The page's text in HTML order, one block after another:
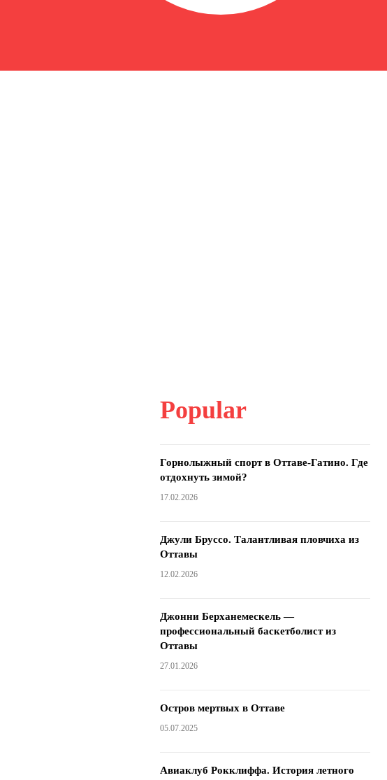
Popular
Горнолыжный спорт в Оттаве-Гатино. Где
отдохнуть зимой?
17.02.2026
Джули Бруссо. Талантливая пловчиха из
Оттавы
12.02.2026
Джонни Берханемескель —
профессиональный баскетболист из
Оттавы
27.01.2026
Остров мертвых в Оттаве
05.07.2025
Авиаклуб Рокклиффа. История летного